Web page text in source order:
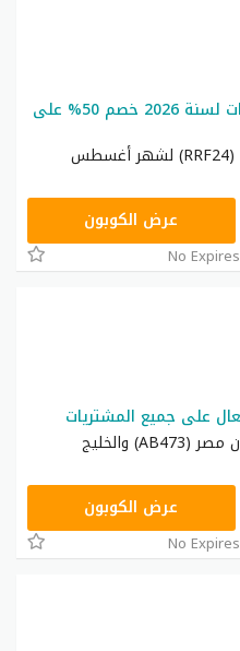
كود خصم نون السعودية والامارات لسنة 2026 خصم 50% على
ستحصل على كود خصم نون 2026 (RRF24) لشهر أغسطس
RRF24عرض الكوبون
No Expires
استعد لتجربة تسوق مميزة مع نون مصر (AB473) والخليج
AB473عرض الكوبون
No Expires